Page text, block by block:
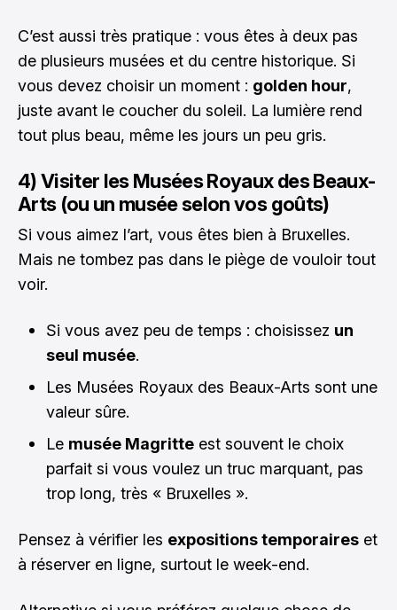
C’est aussi très pratique : vous êtes à deux pas
de plusieurs musées et du centre historique. Si
vous devez choisir un moment : golden hour,
juste avant le coucher du soleil. La lumière rend
tout plus beau, même les jours un peu gris.
4) Visiter les Musées Royaux des Beaux-
Arts (ou un musée selon vos goûts)
Si vous aimez l’art, vous êtes bien à Bruxelles.
Mais ne tombez pas dans le piège de vouloir tout
voir.
Si vous avez peu de temps : choisissez un
seul musée.
Les Musées Royaux des Beaux-Arts sont une
valeur sûre.
Le musée Magritte est souvent le choix
parfait si vous voulez un truc marquant, pas
trop long, très « Bruxelles ».
Pensez à vérifier les expositions temporaires et
à réserver en ligne, surtout le week-end.